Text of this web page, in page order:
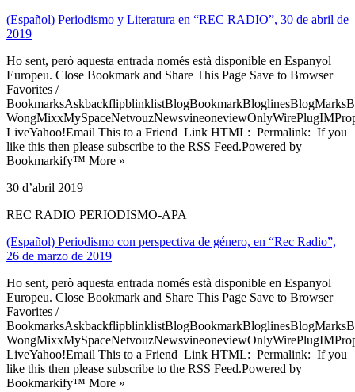
(Español) Periodismo y Literatura en “REC RADIO”, 30 de abril de
2019
Ho sent, però aquesta entrada només està disponible en Espanyol
Europeu. Close Bookmark and Share This Page Save to Browser
Favorites /
LiveYahoo!Email This to a Friend Link HTML: Permalink: If you
like this then please subscribe to the RSS Feed.Powered by
Bookmarkify™ More »
30 d’abril 2019
REC RADIO PERIODISMO-APA
(Español) Periodismo con perspectiva de género, en “Rec Radio”,
26 de marzo de 2019
Ho sent, però aquesta entrada només està disponible en Espanyol
Europeu. Close Bookmark and Share This Page Save to Browser
Favorites /
LiveYahoo!Email This to a Friend Link HTML: Permalink: If you
like this then please subscribe to the RSS Feed.Powered by
Bookmarkify™ More »